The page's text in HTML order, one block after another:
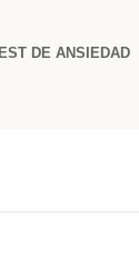
DE ANSIEDAD